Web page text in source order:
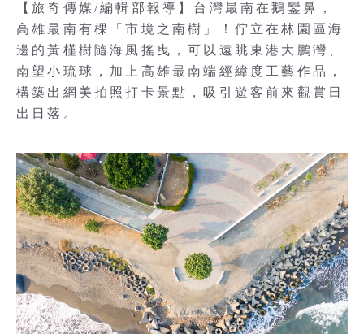
【旅奇傳媒/編輯部報導】台灣最南在鵝鑾鼻，
高雄最南有棵「市境之南樹」！佇立在林園區海
邊的黃槿樹隨海風搖曳，可以遠眺東港大鵬灣、
南望小琉球，加上高雄最南端經緯度工藝作品，
構築出網美拍照打卡景點，吸引遊客前來觀賞日
出日落。